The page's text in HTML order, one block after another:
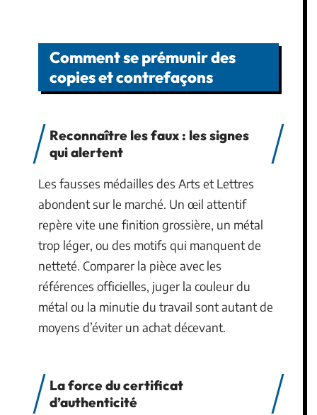
Comment se prémunir des
copies et contrefaçons
Reconnaître les faux : les signes
qui alertent
Les fausses médailles des Arts et Lettres
abondent sur le marché. Un œil attentif
repère vite une finition grossière, un métal
trop léger, ou des motifs qui manquent de
netteté. Comparer la pièce avec les
références officielles, juger la couleur du
métal ou la minutie du travail sont autant de
moyens d’éviter un achat décevant.
La force du certificat
d’authenticité